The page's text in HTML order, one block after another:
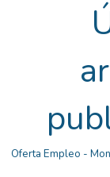
Oferta Empleo -